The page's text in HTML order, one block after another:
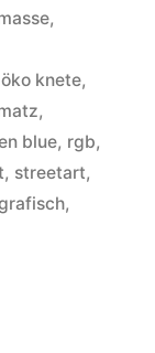
,
öko knete,
,
blue, rgb,
, streetart,
,